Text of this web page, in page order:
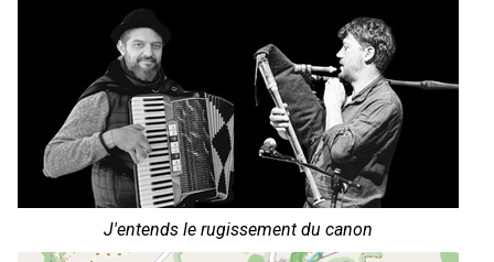
J'entends le rugissement du canon